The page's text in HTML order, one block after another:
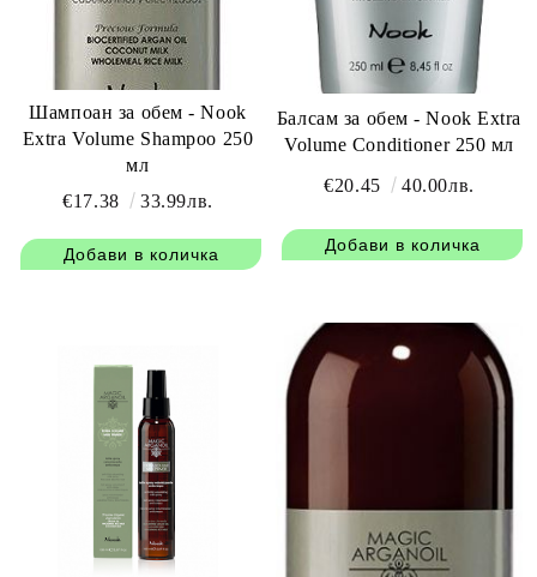
Шампоан за обем - Nook
Extra Volume Shampoo 250
мл
€17.38
33.99лв.
Балсам за обем - Nook Extra
Volume Conditioner 250 мл
€20.45 40.00лв.